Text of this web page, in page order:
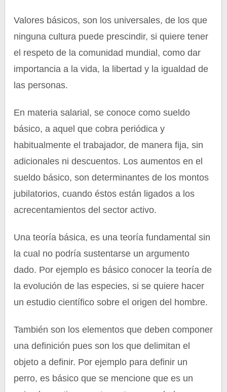
Valores básicos, son los universales, de los que
ninguna cultura puede prescindir, si quiere tener
el respeto de la comunidad mundial, como dar
importancia a la vida, la libertad y la igualdad de
las personas.
En materia salarial, se conoce como sueldo
básico, a aquel que cobra periódica y
habitualmente el trabajador, de manera fija, sin
adicionales ni descuentos. Los aumentos en el
sueldo básico, son determinantes de los montos
jubilatorios, cuando éstos están ligados a los
acrecentamientos del sector activo.
Una teoría básica, es una teoría fundamental sin
la cual no podría sustentarse un argumento
dado. Por ejemplo es básico conocer la teoría de
la evolución de las especies, si se quiere hacer
un estudio científico sobre el origen del hombre.
También son los elementos que deben componer
una definición pues son los que delimitan el
objeto a definir. Por ejemplo para definir un
perro, es básico que se mencione que es un